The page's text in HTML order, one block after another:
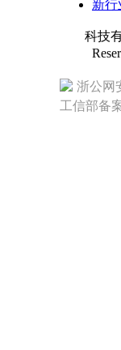
新行
科技
浙公网
工信部备